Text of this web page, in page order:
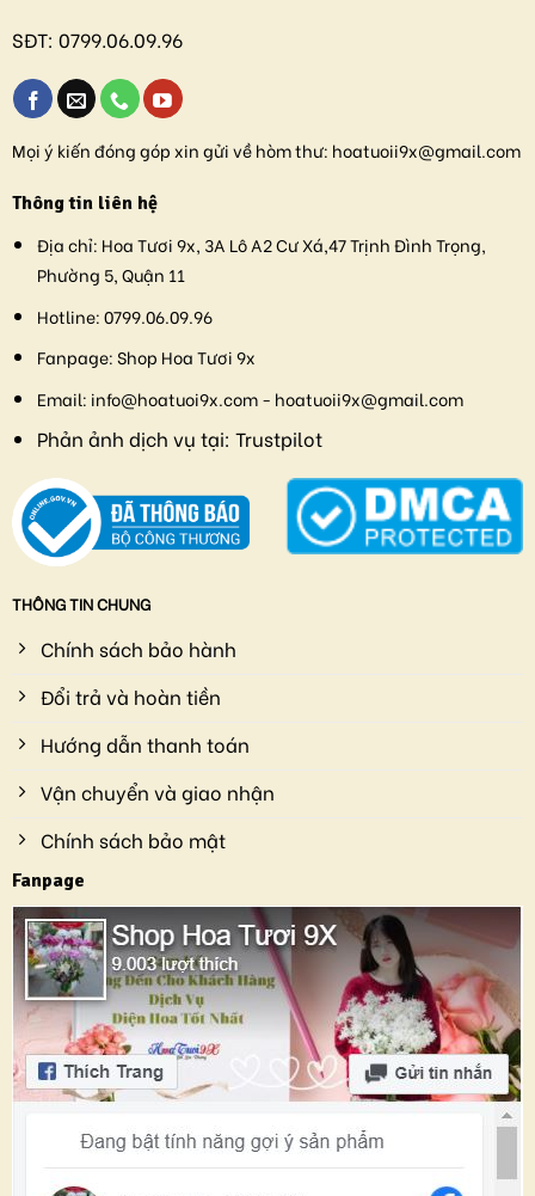
SĐT: 0799.06.09.96
Mọi ý kiến đóng góp xin gửi về hòm thư: hoatuoii9x@gmail.com
Thông tin liên hệ
Địa chỉ: Hoa Tươi 9x, 3A Lô A2 Cư Xá,47 Trịnh Đình Trọng,
Phường 5, Quận 11
Hotline:0799.06.09.96
Fanpage:Shop Hoa Tươi 9x
Email: info@hoatuoi9x.com - hoatuoii9x@gmail.com
Phản ảnh dịch vụ tại: Trustpilot
THÔNG TIN CHUNG
Chính sách bảo hành
Đổi trả và hoàn tiền
Hướng dẫn thanh toán
Vận chuyển và giao nhận
Chính sách bảo mật
Fanpage